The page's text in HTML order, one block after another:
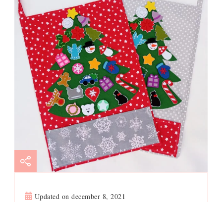
Updated ondecember 8, 2021